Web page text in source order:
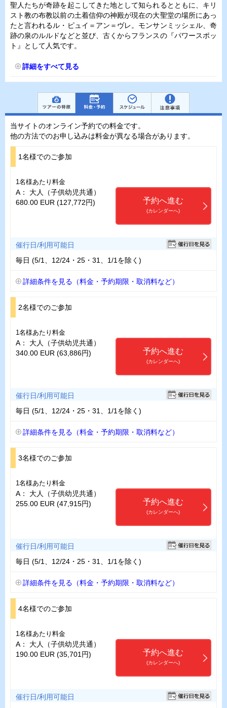
聖人たちが奇跡を起こしてきた地として知られるとともに、キリ
スト教の布教以前の土着信仰の神殿が現在の大聖堂の場所にあっ
たと言われるル・ピュイ＝アン＝ヴレ。モンサンミッシェル、奇
跡の泉のルルドなどと並び、古くからフランスの『パワースポッ
ト』として人気です。
詳細をすべて見る
当サイトのオンライン予約での料金です。
他の方法でのお申し込みは料金が異なる場合があります。
1名様でのご参加
1名様あたり料金
A： 大人（子供幼児共通）
680.00 EUR (127,772円)
予約へ進む
(カレンダーへ)
催行日/利用可能日
毎日 (5/1、12/24・25・31、1/1を除く)
詳細条件を見る（料金・予約期限・取消料など）
2名様でのご参加
1名様あたり料金
A： 大人（子供幼児共通）
340.00 EUR (63,886円)
予約へ進む
(カレンダーへ)
催行日/利用可能日
毎日 (5/1、12/24・25・31、1/1を除く)
詳細条件を見る（料金・予約期限・取消料など）
3名様でのご参加
1名様あたり料金
A： 大人（子供幼児共通）
255.00 EUR (47,915円)
予約へ進む
(カレンダーへ)
催行日/利用可能日
毎日 (5/1、12/24・25・31、1/1を除く)
詳細条件を見る（料金・予約期限・取消料など）
4名様でのご参加
1名様あたり料金
A： 大人（子供幼児共通）
190.00 EUR (35,701円)
予約へ進む
(カレンダーへ)
催行日/利用可能日